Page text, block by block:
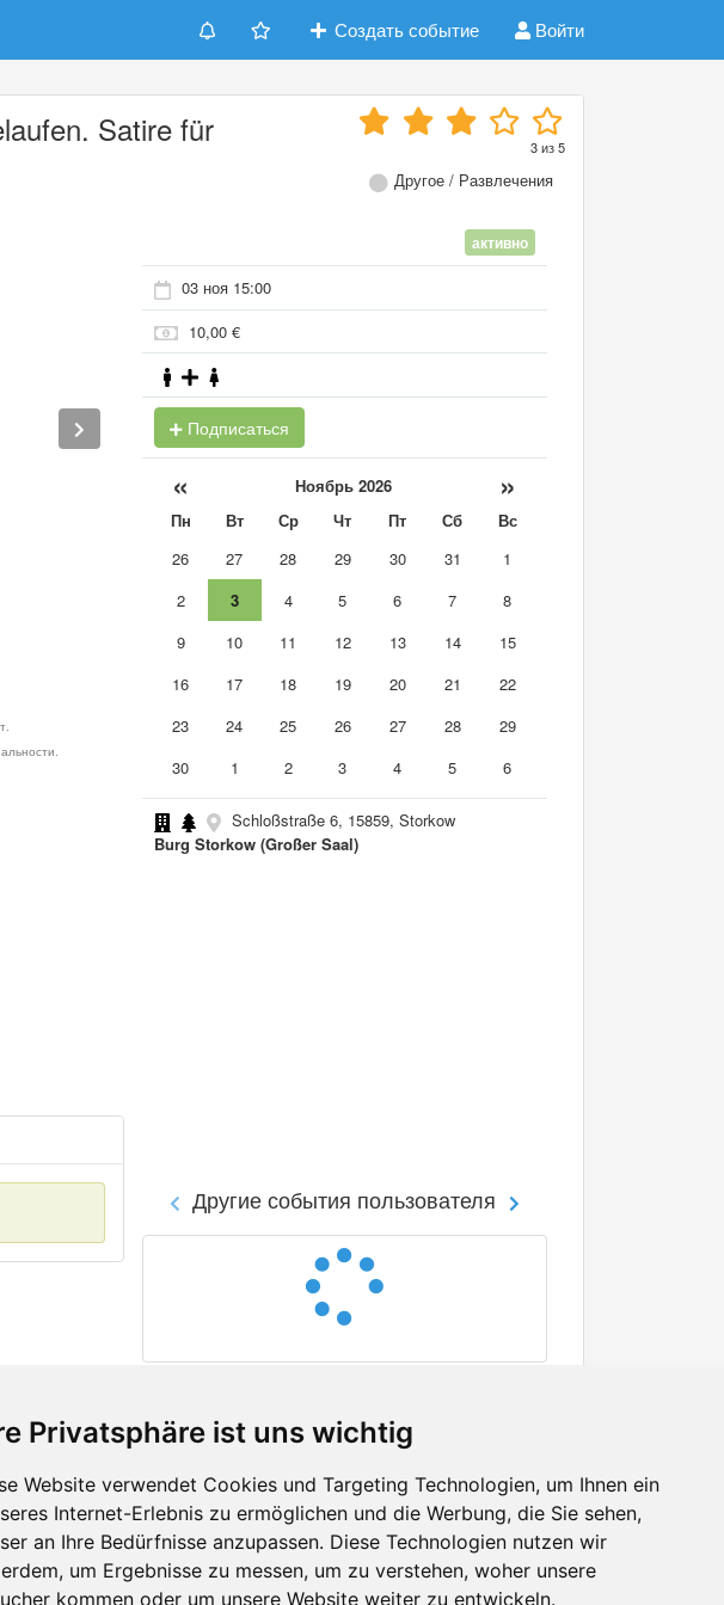
Privatsphäre ist uns wichtig
Website verwendet Cookies und Targeting Technologien, um Ihnen ein
Internet-Erlebnis zu ermöglichen und die Werbung, die Sie sehen,
an Ihre Bedürfnisse anzupassen. Diese Technologien nutzen wir
um Ergebnisse zu messen, um zu verstehen, woher unsere
kommen oder um unsere Website weiter zu entwickeln.
Создать событие Войти
Satire für 3из5
Другое / Развлечения
активно
03 ноя 15:00
10,00 €
Подписаться
« Ноябрь 2026 »
Пн Вт Ср Чт Пт Сб
Вс
26
27 28 29 30 31
1
2
3 4 5 6 7
8
9
10 11 12 13 14
15
16
17 18 19 20 21
22
23
24 25 26 27 28
29
30
1 2 3 4 5 6
Schloßstraße 6, 15859, Storkow
Burg Storkow (Großer Saal)
Другие события пользователя
отзыв
об ошибке
Facebook
Twitter
YouTube